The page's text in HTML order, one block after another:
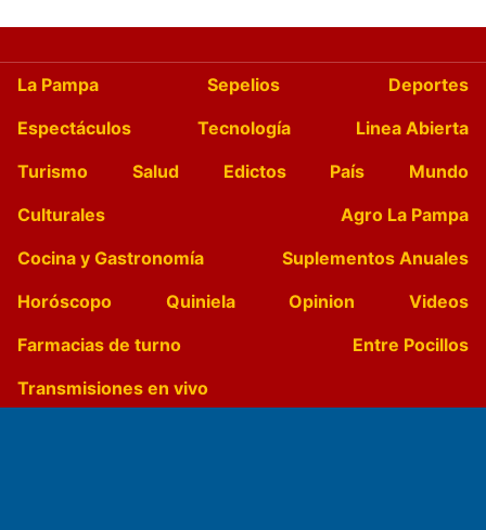
La Pampa Sepelios
Deportes
Espectáculos
Tecnología
Linea Abierta
Turismo
Salud Edictos País
Mundo
Culturales
Agro La Pampa
Cocina y Gastronomía
Suplementos Anuales
Horóscopo
Quiniela Opinion
Videos
Farmacias de turno
Entre Pocillos
Transmisiones en vivo